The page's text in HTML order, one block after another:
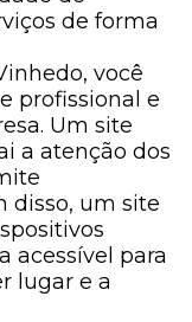
de forma
você
profissional e
Um site
a atenção dos
disso, um site
acessível para
lugar e a